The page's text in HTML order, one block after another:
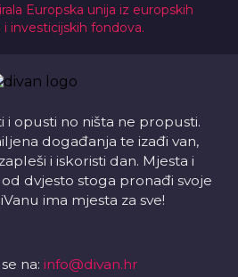
Europska unija iz europskih
investicijskih fondova.
i opusti no ništa ne propusti.
događanja te izađi van,
i iskoristi dan. Mjesta i
dvjesto stoga pronađi svoje
ima mjesta za sve!
na: info@divan.hr